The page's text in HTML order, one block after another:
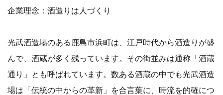
企業理念：酒造りは人づくり
光武酒造場のある鹿島市浜町は、江戸時代から酒造りが盛
んで、酒蔵が多く残っています。その街並みは通称「酒蔵
通り」とも呼ばれています。数ある酒蔵の中でも光武酒造
場は「伝統の中からの革新」を合言葉に、時流を的確につ